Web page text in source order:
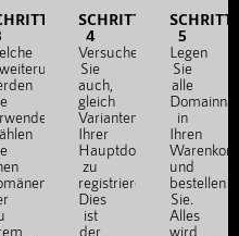
SCHRITT
4
Versuchen
Sie
auch,
gleich
Varianten
Ihrer
Hauptdomain
zu
registrieren.
Dies
ist
der
SCHRITT
5
Legen
Sie
alle
in
Ihren
und
bestellen
Sie.
Alles
wird